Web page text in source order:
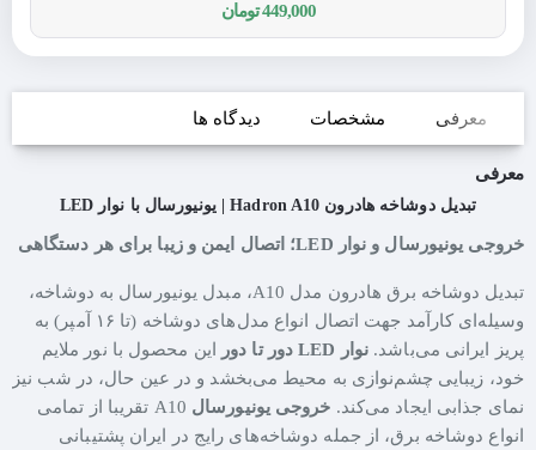
449,000 تومان
معرفی مشخصات دیدگاه ها
معرفی
تبدیل دوشاخه هادرون Hadron A10 | یونیورسال با نوار LED
خروجی یونیورسال و نوار LED؛ اتصال ایمن و زیبا برای هر دستگاهی
تبدیل دوشاخه برق هادرون مدل A10، مبدل یونیورسال به دوشاخه،
وسیله‌ای کارآمد جهت اتصال انواع مدل‌های دوشاخه (تا ۱۶ آمپر) به
پریز ایرانی می‌باشد. نوار LED دور تا دور
این محصول با نور ملایم
خود، زیبایی چشم‌نوازی به محیط می‌بخشد و در عین حال، در شب نیز
نمای جذابی ایجاد می‌کند. خروجی یونیورسال
A10 تقریبا از تمامی
انواع دوشاخه برق، از جمله دوشاخه‌های رایج در ایران پشتیبانی